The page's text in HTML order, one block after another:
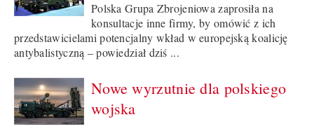
Polska Grupa Zbrojeniowa zaprosiła na
konsultacje inne firmy, by omówić z ich
przedstawicielami potencjalny wkład w europejską koalicję
antybalistyczną – powiedział dziś ...
Nowe wyrzutnie dla polskiego
wojska